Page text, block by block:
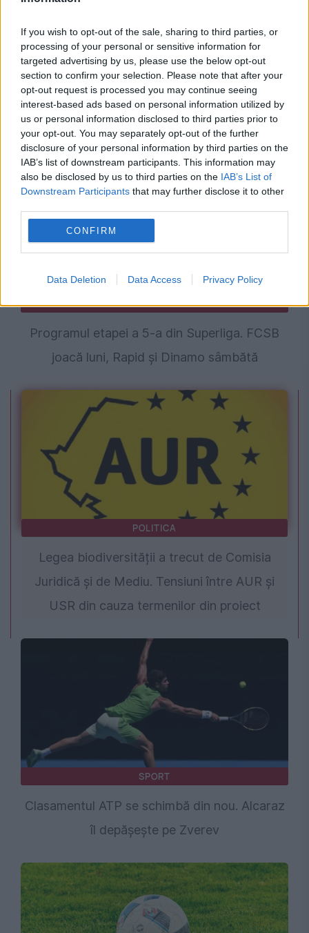
If you wish to opt-out of the sale, sharing to third parties, or
processing of your personal or sensitive information for
targeted advertising by us, please use the below opt-out
section to confirm your selection. Please note that after your
opt-out request is processed you may continue seeing
interest-based ads based on personal information utilized by
us or personal information disclosed to third parties prior to
your opt-out. You may separately opt-out of the further
disclosure of your personal information by third parties on the
IAB’s list of downstream participants. This information may
also be disclosed by us to third parties on the IAB’s List of
Downstream Participants that may further disclose it to other
CONFIRM
Data Deletion Data Access Privacy Policy
SPORT
Un taximetrist din București a fost prins când
vindea materiale pirotehnice ultrașilor
SPORT
Programul etapei a 5-a din Superliga. FCSB
joacă luni, Rapid și Dinamo sâmbătă
POLITICA
Legea biodiversității a trecut de Comisia
Juridică și de Mediu. Tensiuni între AUR și
USR din cauza termenilor din proiect
SPORT
Clasamentul ATP se schimbă din nou. Alcaraz
îl depășește pe Zverev